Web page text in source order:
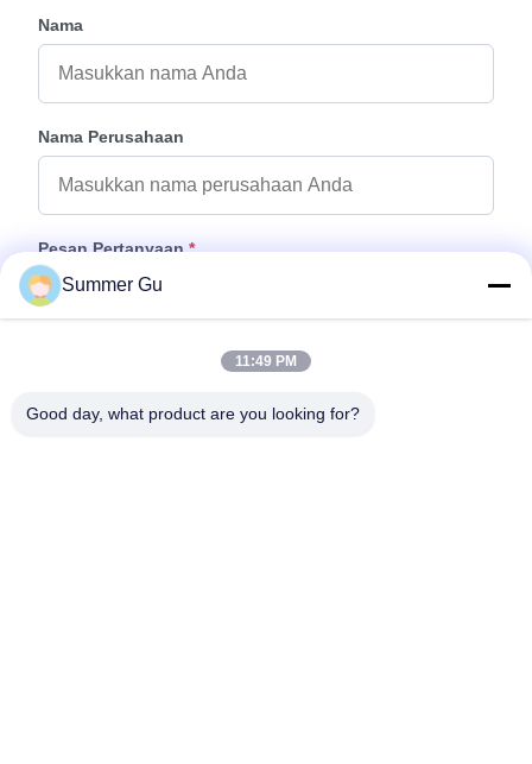
Nama
Nama Perusahaan
Pesan Pertanyaan *
Summer Gu
11:49 PM
Good day, what product are you looking for?